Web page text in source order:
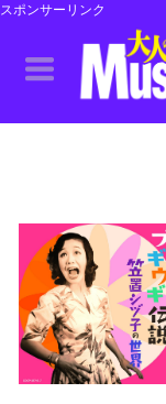
スポンサーリンク